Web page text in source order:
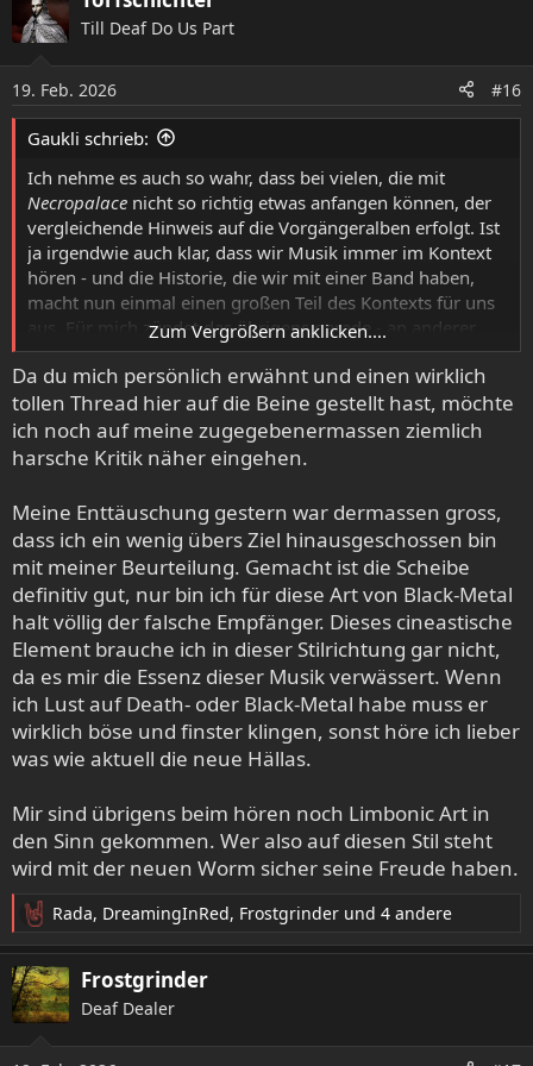
t
n
e
n
Till Deaf Do Us Part
19. Feb. 2026 #16
Gaukli schrieb:
Ich nehme es auch so wahr, dass bei vielen, die mit
Necropalace nicht so richtig etwas anfangen können, der
vergleichende Hinweis auf die Vorgängeralben erfolgt. Ist
ja irgendwie auch klar, dass wir Musik immer im Kontext
hören - und die Historie, die wir mit einer Band haben,
macht nun einmal einen großen Teil des Kontexts für uns
aus. Für mich zündet das übrigens gerade - an anderer
Stelle - genau in die entgegengesetzte Richtung: Das
Exxûl-Album hatte mich spontan nicht so begeistert. Jetzt,
wo ich die Verbindung zu Phil Tougas gecheckt habe, habe
ich direkt ein halbes Dutzend Mal dieSealed Into None
durchgehört und entdecke das Album noch einmal ganz
neu (und zunehmend begeisterter). Vielleicht geht es ja
demnächst manchen, denen die
Necropalace
Erwartungen unangenehm durchkreuzt hat, ähnlich und
es öffnet sich doch noch ein frischer Zugang zur Musik.
Wo ich Phil Tougas erwähne: Seine Gitarrenarbeit ist für
mich die größte Stärke auf derNecropalace. Da bin ich
ganz bei@progge . Diese leichtfüßigen Soli, die sich immer
wieder in höchste Höhen schrauben und auch technisch
zum Zungeschnalzen sind, ergeben im Zusammenspiel
mit dem cineastischen Synthesizerspiel eine grandiose,
atmosphärisch dichte Vielschichtigkeit. Was du,
Ohren wohl eher als oscarreife Filmmusik. Was mich hier
auch sehr abholt, ist der theatralische Gestus. Ich höre
zwischen dem Black Metal und den doomigen Passagen
ganz viel Musik, die bei mir Bildwelten einer epischen
D&D-Ravenloft Dark Gothic Vampirkampagne erzeugen.
Wahlweise auchVampire: The Masquerade. Für mich cool.
Ich mag sinnliche Untote. Ich mag Romantik. Wer gerade
eher Gedärme-Massaker, Verwesung oder andere
Spielarten echter Härte und Hoffnungslosigkeit sucht, dem
entzieht sich die
da die neuePhasmaeine gute Alternative ... aber das
Zum Vergrößern anklicken....
Da du mich persönlich erwähnt und einen wirklich
tollen Thread hier auf die Beine gestellt hast, möchte
ich noch auf meine zugegebenermassen ziemlich
harsche Kritik näher eingehen.
Meine Enttäuschung gestern war dermassen gross,
dass ich ein wenig übers Ziel hinausgeschossen bin
mit meiner Beurteilung. Gemacht ist die Scheibe
definitiv gut, nur bin ich für diese Art von Black-Metal
halt völlig der falsche Empfänger. Dieses cineastische
Element brauche ich in dieser Stilrichtung gar nicht,
da es mir die Essenz dieser Musik verwässert. Wenn
ich Lust auf Death- oder Black-Metal habe muss er
wirklich böse und finster klingen, sonst höre ich lieber
was wie aktuell die neue Hällas.
Mir sind übrigens beim hören noch Limbonic Art in
den Sinn gekommen. Wer also auf diesen Stil steht
wird mit der neuen Worm sicher seine Freude haben.
R
e
a
k
t
Rada, DreamingInRed, Frostgrinder und 4 andere
Frostgrinder
Deaf Dealer